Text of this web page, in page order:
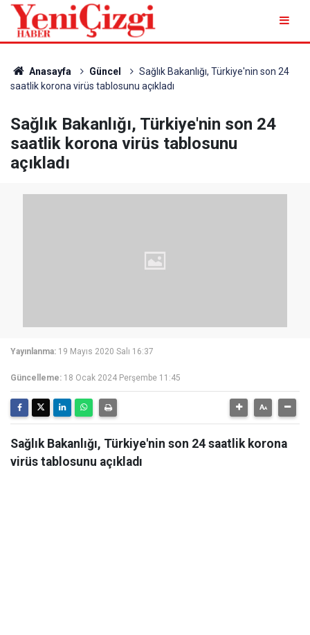
Anasayfa Güncel
Sağlık Bakanlığı, Türkiye'nin son 24
saatlik korona virüs tablosunu açıkladı
Sağlık Bakanlığı, Türkiye'nin son 24
saatlik korona virüs tablosunu
açıkladı
Yayınlanma: 19 Mayıs 2020 Salı 16:37
Güncelleme: 18 Ocak 2024 Perşembe 11:45
Sağlık Bakanlığı, Türkiye'nin son 24 saatlik korona
virüs tablosunu açıkladı